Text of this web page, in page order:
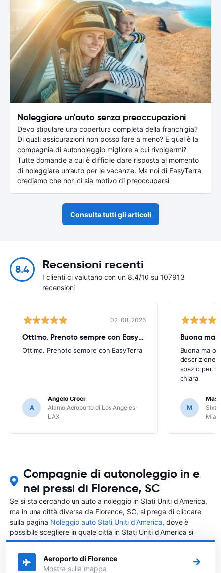
Noleggiare un’auto senza preoccupazioni
Devo stipulare una copertura completa della franchigia?
Di quali assicurazioni non posso fare a meno? E qual è la
compagnia di autonoleggio migliore a cui rivolgermi?
Tutte domande a cui è difficile dare risposta al momento
di noleggiare un’auto per le vacanze. Ma noi di EasyTerra
crediamo che non ci sia motivo di preoccuparsi
Consulta tutti gli articoli
8.4 Recensioni recenti
I clienti ci valutano con un 8.4/10 su 107913
recensioni
02-08-2026
Ottimo. Prenoto sempre con EasyTerra
Ottimo. Prenoto sempre con EasyTerra
A
Angelo Croci
Alamo Aeroporto di Los Angeles-
LAX
Buona ma
Buona ma
descrizione
spazio per
chiara
M
Sixt
Compagnie di autonoleggio in e
nei pressi di Florence, SC
Se si sta cercando un auto a noleggio in Stati Uniti d'America,
ma in una città diversa da Florence, SC, si prega di cliccare
sulla pagina Noleggio auto Stati Uniti d'America, dove è
possibile scegliere in quale città in Stati Uniti d'America si
vuole noleggiare l'auto.
Aeroporto di Florence
Mostra sulla mappa